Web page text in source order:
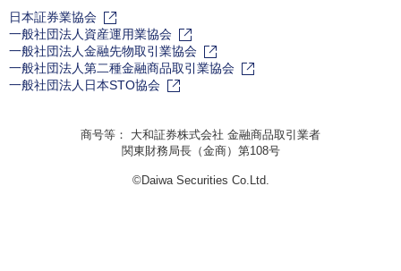
日本証券業協会
一般社団法人資産運用業協会
一般社団法人金融先物取引業協会
一般社団法人第二種金融商品取引業協会
一般社団法人日本STO協会
商号等： 大和証券株式会社 金融商品取引業者
関東財務局長（金商）第108号
©Daiwa Securities Co.Ltd.